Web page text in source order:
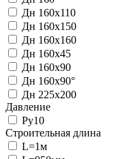
Дн 160х110
Дн 160х150
Дн 160х160
Дн 160х45
Дн 160х90
Дн 160х90°
Дн 225х200
Давление
Ру10
Строительная длина
L=1м